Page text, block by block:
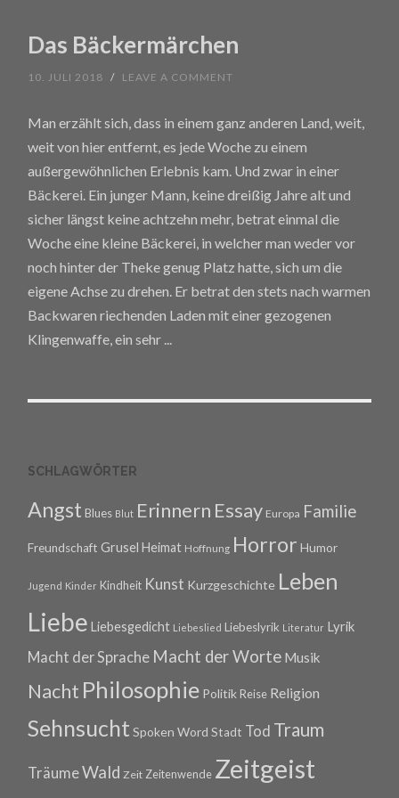
Das Bäckermärchen
10. JULI 2018 / LEAVE A COMMENT
Man erzählt sich, dass in einem ganz anderen Land, weit,
weit von hier entfernt, es jede Woche zu einem
außergewöhnlichen Erlebnis kam. Und zwar in einer
Bäckerei. Ein junger Mann, keine dreißig Jahre alt und
sicher längst keine achtzehn mehr, betrat einmal die
Woche eine kleine Bäckerei, in welcher man weder vor
noch hinter der Theke genug Platz hatte, sich um die
eigene Achse zu drehen. Er betrat den stets nach warmen
Backwaren riechenden Laden mit einer gezogenen
Klingenwaffe, ein sehr
SCHLAGWÖRTER
Angst Blues Blut Erinnern Essay Europa Familie
Freundschaft Grusel Heimat Hoffnung Horror Humor
Jugend Kinder Kindheit Kunst Kurzgeschichte Leben
Liebe Liebesgedicht Liebeslied Liebeslyrik Literatur Lyrik
Macht der Sprache Macht der Worte Musik
Nacht Philosophie Politik Reise Religion
Sehnsucht Spoken Word Stadt Tod Traum
TräumeWald Zeit Zeitenwende Zeitgeist